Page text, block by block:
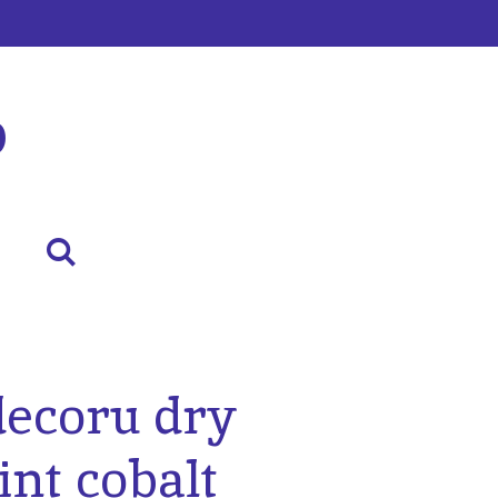
dry
cobalt